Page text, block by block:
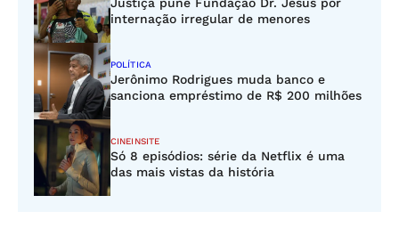
internação irregular de menores
POLÍTICA
Jerônimo Rodrigues muda banco e
sanciona empréstimo de R$ 200 milhões
CINEINSITE
Só 8 episódios: série da Netflix é uma
das mais vistas da história